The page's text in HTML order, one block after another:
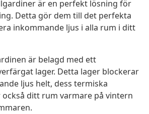
är en perfekt lösning för
Detta gör dem till det perfekta
inkommande ljus i alla rum i ditt
är belagd med ett
lager. Detta lager blockerar
ljus helt, dess termiska
också ditt rum varmare på vintern